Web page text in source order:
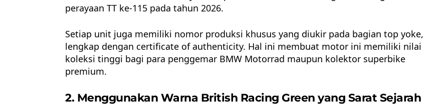
perayaan TT ke-115 pada tahun 2026.
Setiap unit juga memiliki nomor produksi khusus yang diukir pada bagian top yoke,
lengkap dengan certificate of authenticity. Hal ini membuat motor ini memiliki nilai
koleksi tinggi bagi para penggemar BMW Motorrad maupun kolektor superbike
premium.
2. Menggunakan Warna British Racing Green yang Sarat Sejarah